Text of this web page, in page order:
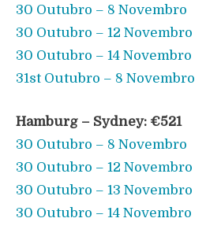
30 Outubro – 8 Novembro
30 Outubro – 12 Novembro
30 Outubro – 14 Novembro
31st Outubro – 8 Novembro
Hamburg – Sydney: €521
30 Outubro – 8 Novembro
30 Outubro – 12 Novembro
30 Outubro – 13 Novembro
30 Outubro – 14 Novembro